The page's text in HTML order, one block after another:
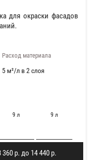
для окраски фасадов
Расход материала
5 м²/л в 2 слоя
9 л 9 л
360 р. до 14 440 р.